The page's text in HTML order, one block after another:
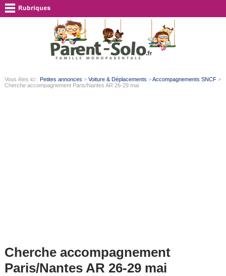
Vous êtes ici : Petites annonces > Voiture & Déplacements >Accompagnements SNCF>
Cherche accompagnement Paris/Nantes AR 26-29 mai
Cherche accompagnement
Paris/Nantes AR 26-29 mai